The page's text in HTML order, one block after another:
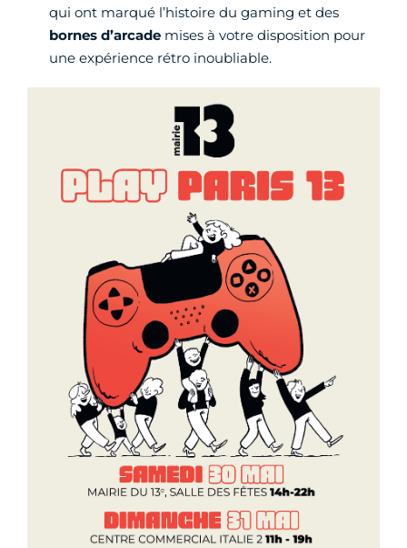
qui ont marqué l’histoire du gaming et des
bornes d’arcade mises à votre disposition pour
une expérience rétro inoubliable.